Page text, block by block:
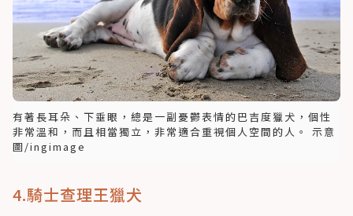
有著長耳朵、下垂眼，總是一副憂鬱表情的巴吉度獵犬，個性
非常溫和，而且相當獨立，非常適合重視個人空間的人。 示意
圖/ingimage
4.騎士查理王獵犬